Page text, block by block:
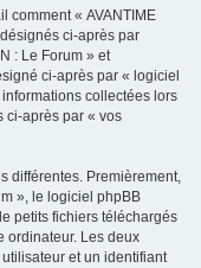
comment « AVANTIME
ci-après par
: Le Forum » et
ci-après par « logiciel
collectées lors
ci-après par « vos
différentes. Premièrement,
», le logiciel phpBB
petits fichiers téléchargés
ordinateur. Les deux
et un identifiant